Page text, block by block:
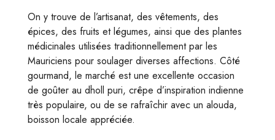
On y trouve de l’artisanat, des vêtements, des
épices, des fruits et légumes, ainsi que des plantes
médicinales utilisées traditionnellement par les
Mauriciens pour soulager diverses affections. Côté
gourmand, le marché est une excellente occasion
de goûter au dholl puri, crêpe d’inspiration indienne
très populaire, ou de se rafraîchir avec un alouda,
boisson locale appréciée.